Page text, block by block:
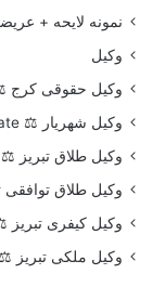
نمونه لایحه +
وکیل
وکیل حقوقی کرج ⚖️
وکیل شهریار ⚖️ last update
وکیل طلاق تبریز ⚖️
وکیل طلاق توافقی تبریز ⚖️ در
وکیل کیفری تبریز ⚖️
وکیل ملکی تبریز ⚖️